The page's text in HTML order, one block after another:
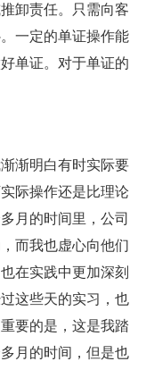
卸责任。只需向客
一定的单证操作能
单证。对于单证的
渐明白有时实际要
际操作还是比理论
月的时间里，公司
而我也虚心向他们
在实践中更加深刻
这些天的实习，也
要的是，这是我踏
月的时间，但是也